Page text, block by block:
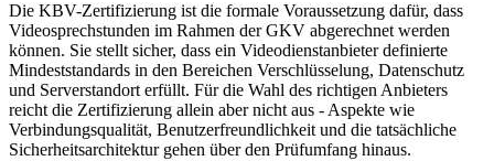
Die KBV-Zertifizierung ist die formale Voraussetzung dafür, dass
Videosprechstunden im Rahmen der GKV abgerechnet werden
können. Sie stellt sicher, dass ein Videodienstanbieter definierte
Mindeststandards in den Bereichen Verschlüsselung, Datenschutz
und Serverstandort erfüllt. Für die Wahl des richtigen Anbieters
reicht die Zertifizierung allein aber nicht aus - Aspekte wie
Verbindungsqualität, Benutzerfreundlichkeit und die tatsächliche
Sicherheitsarchitektur gehen über den Prüfumfang hinaus.